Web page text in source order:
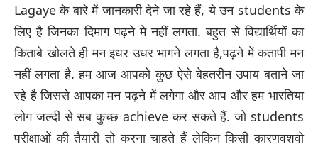
Lagaye के बारे में जानकारी देने जा रहे हैं, ये उन students के
लिए है जिनका दिमाग पढ़ने मे नहीं लगता. बहुत से विद्यार्थियों का
किताबे खोलते ही मन इधर उधर भागने लगता है,पढ़ने में कतापी मन
नहीं लगता है. हम आज आपको कुछ ऐसे बेहतरीन उपाय बताने जा
रहे है जिससे आपका मन पढ़ने में लगेगा और आप और हम भारतिया
लोग जल्दी से सब कुच्छ achieve कर सकते हैं. जो students
परीक्षाओं की तैयारी तो करना चाहते हैं लेकिन किसी कारणवशवो